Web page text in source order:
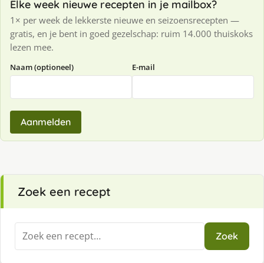
Elke week nieuwe recepten in je mailbox?
1× per week de lekkerste nieuwe en seizoensrecepten —
gratis, en je bent in goed gezelschap: ruim 14.000 thuiskoks
lezen mee.
Naam (optioneel) E-mail
Aanmelden
Zoek een recept
Zoeken
naar:
Zoek